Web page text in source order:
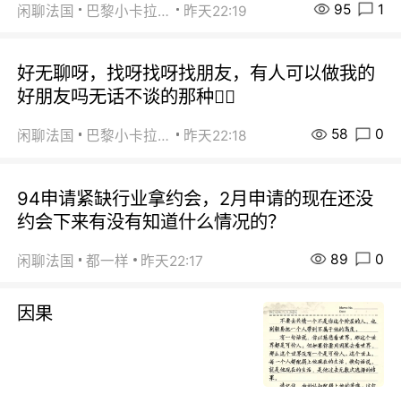
闲聊法国 巴黎小卡拉咪 昨天22:19 95 1
好无聊呀，找呀找呀找朋友，有人可以做我的
好朋友吗无话不谈的那种😮‍💨
闲聊法国 巴黎小卡拉咪 昨天22:18 58 0
94申请紧缺行业拿约会，2月申请的现在还没
约会下来有没有知道什么情况的？
闲聊法国 都一样 昨天22:17 89 0
因果